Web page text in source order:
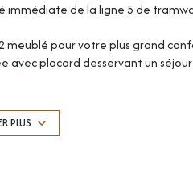
de la ligne 5 de
pour votre plus grand
placard desservant un
individuels.
des communs, eau froide
PLUS